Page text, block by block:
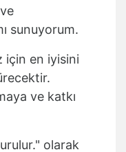
sunuyorum.
için en iyisini
ve katkı
olarak